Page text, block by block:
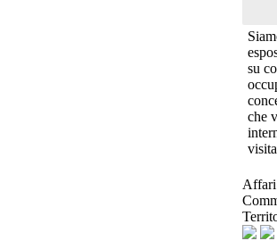
su
che
Affari